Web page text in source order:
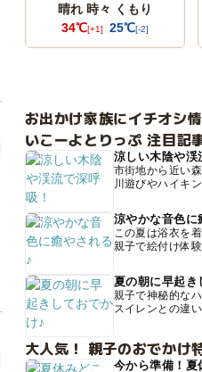
晴れ 時々 くもり
34℃[+1] 25℃[-2]
お出かけ家族にイチオシ
いこーよとりっぷ 注目記
涼しい木陰や渓
市街地から近い
川遊びやハイキ
涼やかな音色に
この夏は浴衣を
親子で絵付け体
夏の朝に早起き
親子で神秘的な
スイレンとの違
大人気！ 親子のおでかけ
今から準備！夏